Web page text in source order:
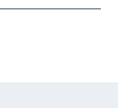
- Apertura in
in nuova finestra
di posta
meno